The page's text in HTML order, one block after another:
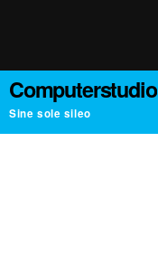
Computerstudio
Sine sole sileo